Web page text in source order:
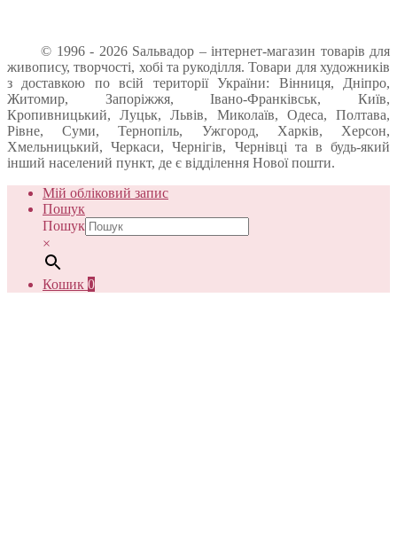
© 1996 - 2026 Sальвадор – інтернет-магазин товарів для
живопису, творчості, хобі та рукоділля. Товари для художників
з доставкою по всій території України: Вінниця, Дніпро,
Житомир, Запоріжжя, Івано-Франківськ, Київ,
Кропивницький, Луцьк, Львів, Миколаїв, Одеса, Полтава,
Рівне, Суми, Тернопіль, Ужгород, Харків, Херсон,
Хмельницький, Черкаси, Чернігів, Чернівці та в будь-який
інший населений пункт, де є відділення Нової пошти.
Мій обліковий запис
Пошук
Пошук
×
Кошик 0